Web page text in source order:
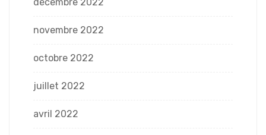
novembre 2022
octobre 2022
juillet 2022
avril 2022